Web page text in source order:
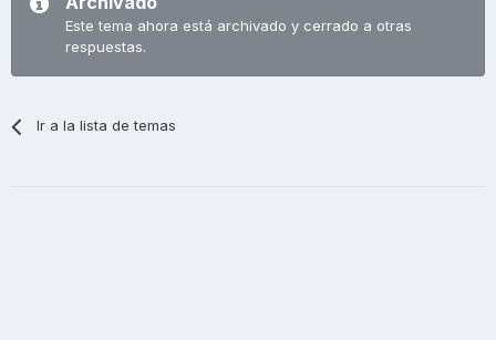
Este tema ahora está archivado y cerrado a otras
respuestas.
Ir a la lista de temas